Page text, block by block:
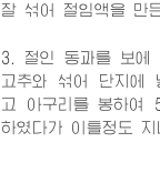
잘 섞어 절임액을 만
3. 절인 동과를 보에
고추와 섞어 단지에
고 아구리를 봉하
하였다가 이틀정도 지